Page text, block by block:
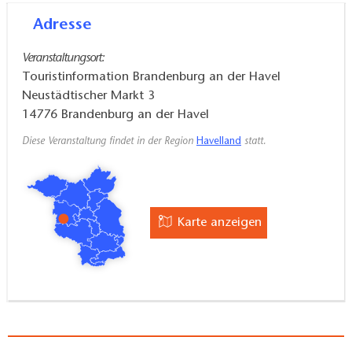
Adresse
Veranstaltungsort:
Touristinformation Brandenburg an der Havel
Neustädtischer Markt 3
14776 Brandenburg an der Havel
Diese Veranstaltung findet in der Region Havelland statt.
Karte anzeigen